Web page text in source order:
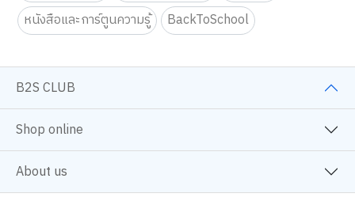
หนังสือและการ์ตูนความรู้
BackToSchool
B2S CLUB
Shop online
About us